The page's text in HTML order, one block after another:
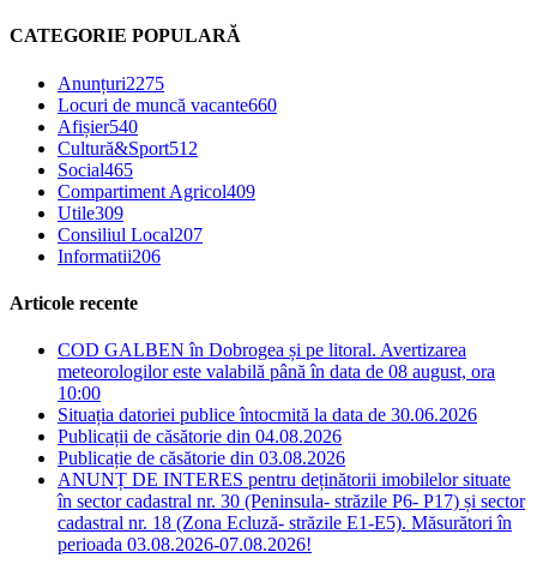
CATEGORIE POPULARĂ
Anunțuri2275
Locuri de muncă vacante660
Afișier540
Cultură&Sport512
Social465
Compartiment Agricol409
Utile309
Consiliul Local207
Informatii206
Articole recente
COD GALBEN în Dobrogea și pe litoral. Avertizarea
meteorologilor este valabilă până în data de 08 august, ora
10:00
Situația datoriei publice întocmită la data de 30.06.2026
Publicații de căsătorie din 04.08.2026
Publicație de căsătorie din 03.08.2026
ANUNȚ DE INTERES pentru deținătorii imobilelor situate
în sector cadastral nr. 30 (Peninsula- străzile P6- P17) și sector
cadastral nr. 18 (Zona Ecluză- străzile E1-E5). Măsurători în
perioada 03.08.2026-07.08.2026!